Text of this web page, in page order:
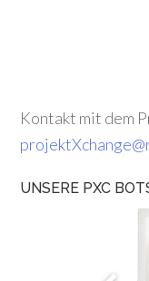
Kontakt mit dem
UNSERE PXC